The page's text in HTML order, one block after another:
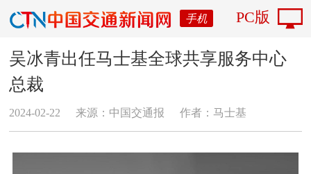
手机 PC版
吴冰青出任马士基全球共享服务中心
总裁
2024-02-22 来源：中国交通报 作者：马士基